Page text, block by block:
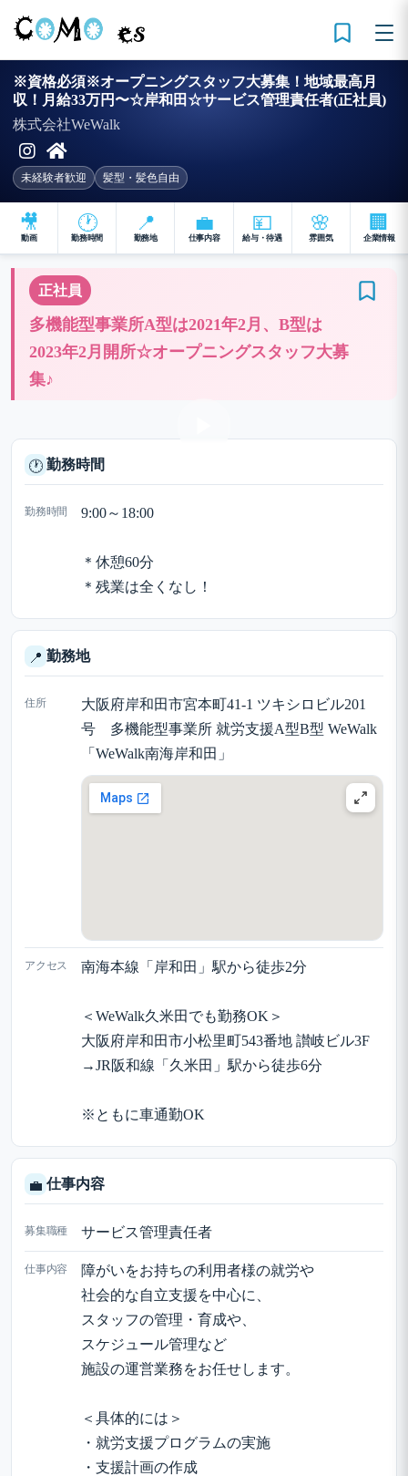
※資格必須※オープニングスタッフ大募集！地域最高月
収！月給33万円〜☆岸和田☆サービス管理責任者(正社員)
株式会社WeWalk
未経験者歓迎 髪型・髪色自由
🎥
動画
🕐
勤務時間
📍
勤務地
💼
仕事内容
💴
給与・待遇
🌸
雰囲気
🏢
企業情報
正社員
多機能型事業所A型は2021年2月、B型は
2023年2月開所☆オープニングスタッフ大募
集♪
🕐 勤務時間
勤務時間 9:00～18:00
＊休憩60分
＊残業は全くなし！
📍 勤務地
住所
大阪府岸和田市宮本町41-1 ツキシロビル201
号 多機能型事業所 就労支援A型B型 WeWalk
「WeWalk南海岸和田」
アクセス 南海本線「岸和田」駅から徒歩2分
＜WeWalk久米田でも勤務OK＞
大阪府岸和田市小松里町543番地 讃岐ビル3F
→JR阪和線「久米田」駅から徒歩6分
※ともに車通勤OK
💼 仕事内容
募集職種 サービス管理責任者
仕事内容
障がいをお持ちの利用者様の就労や
社会的な自立支援を中心に、
スタッフの管理・育成や、
スケジュール管理など
施設の運営業務をお任せします。
＜具体的には＞
・就労支援プログラムの実施
・支援計画の作成